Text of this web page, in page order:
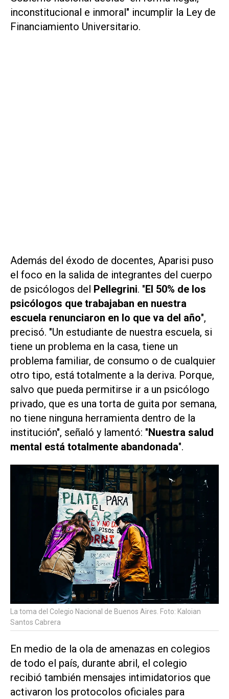
inconstitucional e inmoral" incumplir la Ley de
Financiamiento Universitario.
Además del éxodo de docentes, Aparisi puso
el foco en la salida de integrantes del cuerpo
de psicólogos del Pellegrini. "El 50% de los
psicólogos que trabajaban en nuestra
escuela renunciaron en lo que va del año",
precisó. "Un estudiante de nuestra escuela, si
tiene un problema en la casa, tiene un
problema familiar, de consumo o de cualquier
otro tipo, está totalmente a la deriva. Porque,
salvo que pueda permitirse ir a un psicólogo
privado, que es una torta de guita por semana,
no tiene ninguna herramienta dentro de la
institución", señaló y lamentó: "Nuestra salud
mental está totalmente abandonada".
La toma del Colegio Nacional de Buenos Aires. Foto: Kaloian
Santos Cabrera
En medio de la ola de amenazas en colegios
de todo el país, durante abril, el colegio
recibió también mensajes intimidatorios que
activaron los protocolos oficiales para